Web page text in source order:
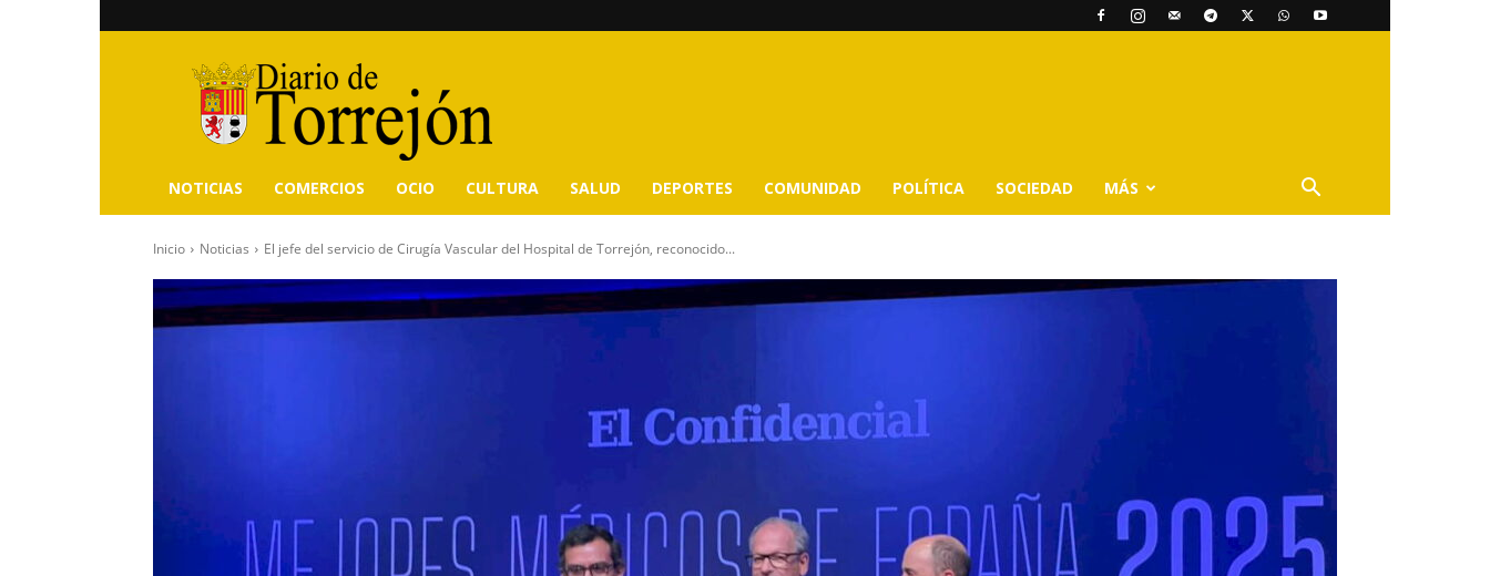
Diario
de
Torrejón
NOTICIAS COMERCIOS OCIO CULTURA SALUD DEPORTES COMUNIDAD POLÍTICA SOCIEDAD MÁS
Inicio Noticias El jefe del servicio de Cirugía Vascular del Hospital de Torrejón, reconocido...